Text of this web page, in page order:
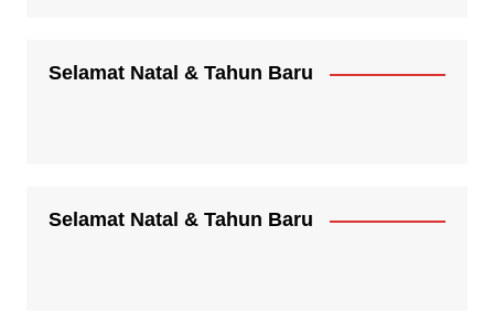
Selamat Natal & Tahun Baru
Selamat Natal & Tahun Baru